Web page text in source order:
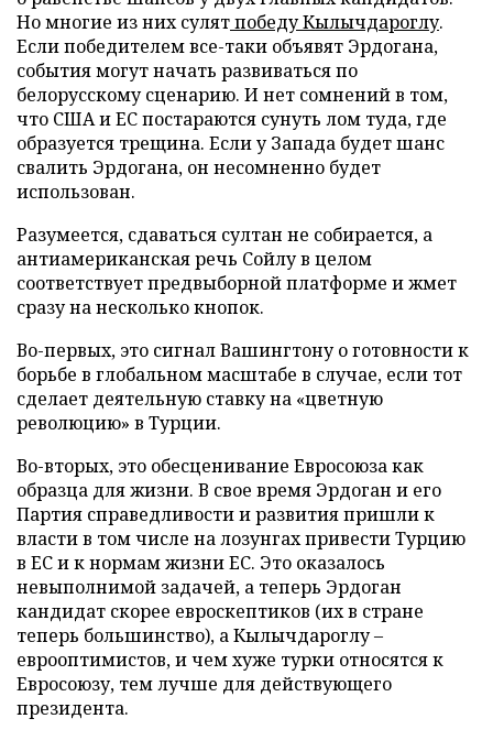
Но многие из них сулятпобеду Кылычдароглу.
Если победителем все-таки объявят Эрдогана,
события могут начать развиваться по
белорусскому сценарию. И нет сомнений в том,
что США и ЕС постараются сунуть лом туда, где
образуется трещина. Если у Запада будет шанс
свалить Эрдогана, он несомненно будет
использован.
Разумеется, сдаваться султан не собирается, а
антиамериканская речь Сойлу в целом
соответствует предвыборной платформе и жмет
сразу на несколько кнопок.
Во-первых, это сигнал Вашингтону о готовности к
борьбе в глобальном масштабе в случае, если тот
сделает деятельную ставку на «цветную
революцию» в Турции.
Во-вторых, это обесценивание Евросоюза как
образца для жизни. В свое время Эрдоган и его
Партия справедливости и развития пришли к
власти в том числе на лозунгах привести Турцию
в ЕС и к нормам жизни ЕС. Это оказалось
невыполнимой задачей, а теперь Эрдоган
кандидат скорее евроскептиков (их в стране
теперь большинство), а Кылычдароглу –
еврооптимистов, и чем хуже турки относятся к
Евросоюзу, тем лучше для действующего
президента.